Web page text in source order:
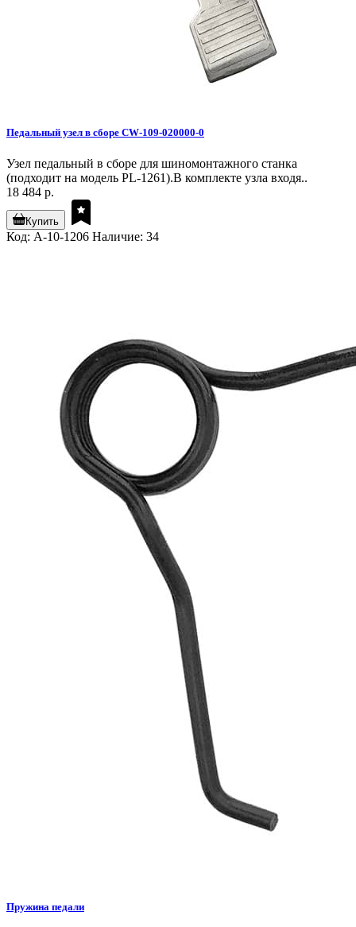
Педальный узел в сборе CW-109-020000-0
Узел педальный в сборе для шиномонтажного станка
(подходит на модель PL-1261).В комплекте узла входя..
18 484 р.
Купить
Код: A-10-1206 Наличие: 34
Пружина педали